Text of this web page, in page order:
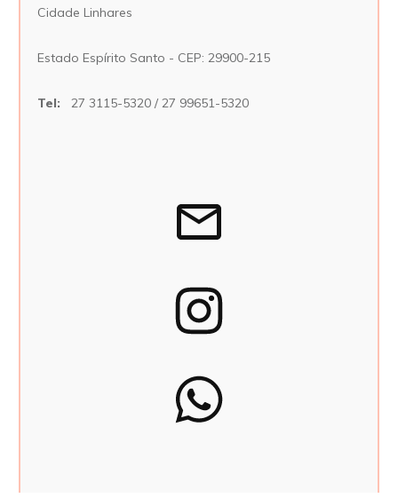
Cidade Linhares
Estado Espírito Santo - CEP: 29900-215
Tel: 27 3115-5320 / 27 99651-5320